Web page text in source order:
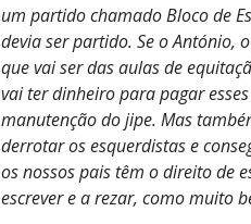
um partido chamado Bloco de
devia ser partido. Se o António,
que vai ser das aulas de
vai ter dinheiro para pagar
manutenção do jipe. Mas
derrotar os esquerdistas e
os nossos pais têm o direito de
escrever e a rezar, como muito